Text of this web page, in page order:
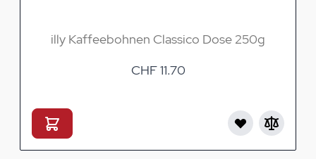
illy Kaffeebohnen Classico Dose 250g
CHF 11.70